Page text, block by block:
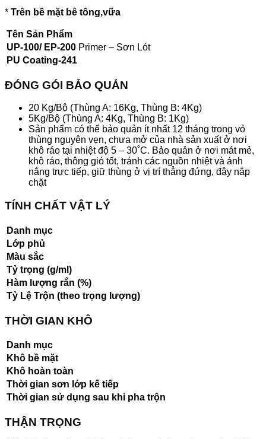
* Trên bề mặt bê tông,vữa
Tên Sản Phẩm
UP-100/ EP-200 Primer – Sơn Lót
PU Coating-241
ĐÓNG GÓI BẢO QUẢN
20 Kg/Bộ (Thùng A: 16Kg, Thùng B: 4Kg)
5Kg/Bộ (Thùng A: 4Kg, Thùng B: 1Kg)
Sản phẩm có thể bảo quản ít nhất 12 tháng trong vỏ
thùng nguyên vẹn, chưa mở của nhà sản xuất ở nơi
khô ráo tại nhiệt độ 5 – 30˚C. Bảo quản ở nơi mát mẻ,
khô ráo, thông gió tốt, tránh các nguồn nhiệt và ánh
nắng trực tiếp, giữ thùng ở vị trí thẳng đứng, đậy nắp
chặt
TÍNH CHẤT VẬT LÝ
Danh mục
Lớp phủ
Màu sắc
Tỷ trọng (g/ml)
Hàm lượng rắn (%)
Tỷ Lệ Trộn (theo trọng lượng)
THỜI GIAN KHÔ
Danh mục
Khô bề mặt
Khô hoàn toàn
Thời gian sơn lớp kế tiếp
Thời gian sử dụng sau khi pha trộn
THẬN TRỌNG